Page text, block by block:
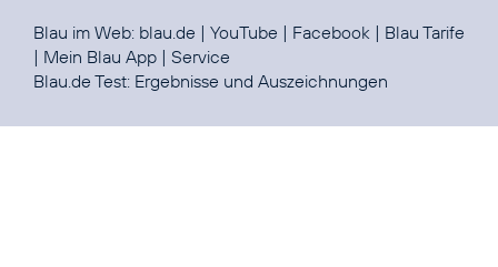
Blau im Web: blau.de | YouTube | Facebook | Blau Tarife
| Mein Blau App | Service
Blau.de Test: Ergebnisse und Auszeichnungen